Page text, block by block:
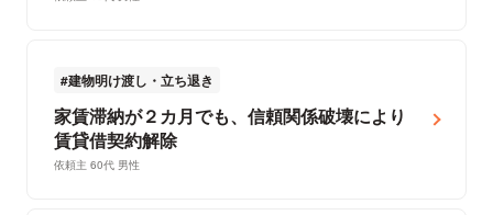
建物明け渡し・立ち退き
家賃滞納が２カ月でも、信頼関係破壊により
賃貸借契約解除
依頼主 60代 男性